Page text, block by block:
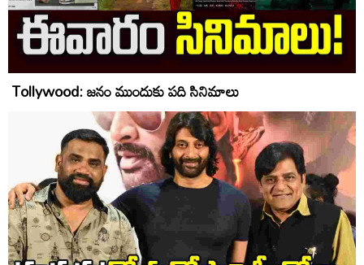
Tollywood: జనం ముందుకు పది సినిమాలు